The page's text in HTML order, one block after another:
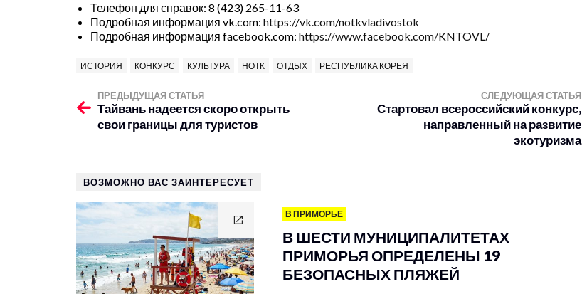
Телефон для справок: 8 (423) 265-11-63
Подробная информация vk.com: https://vk.com/notkvladivostok
Подробная информация facebook.com: https://www.facebook.com/KNTOVL/
ИСТОРИЯ КОНКУРС КУЛЬТУРА НОТК ОТДЫХ РЕСПУБЛИКА КОРЕЯ
ПРЕДЫДУЩАЯ СТАТЬЯ
Тайвань надеется скоро открыть
свои границы для туристов
СЛЕДУЮЩАЯ СТАТЬЯ
Стартовал всероссийский конкурс,
направленный на развитие
экотуризма
ВОЗМОЖНО ВАС ЗАИНТЕРЕСУЕТ
В ПРИМОРЬЕ
В ШЕСТИ МУНИЦИПАЛИТЕТАХ
ПРИМОРЬЯ ОПРЕДЕЛЕНЫ 19
БЕЗОПАСНЫХ ПЛЯЖЕЙ